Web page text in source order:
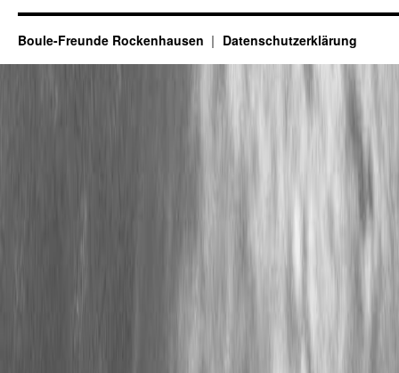
Boule-Freunde Rockenhausen Datenschutzerklärung